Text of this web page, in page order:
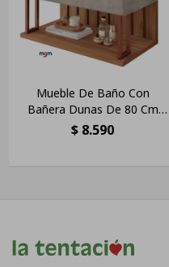
Mueble De Baño Con
Bañera Dunas De 80 Cm
Cemento
$ 8.590